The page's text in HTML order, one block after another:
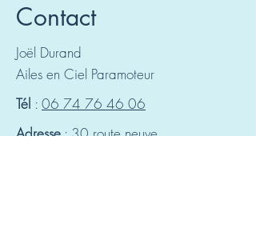
Contact
Joël Durand
Ailes en Ciel Paramoteur
Tél : 06 74 76 46 06
Adresse: 30 route neuve,